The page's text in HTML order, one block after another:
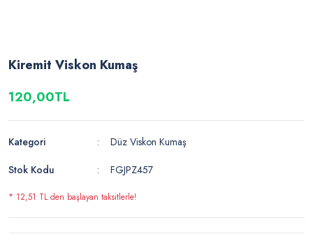
Kiremit Viskon Kumaş
120,00TL
Kategori
Düz Viskon Kumaş
Stok Kodu
FGJPZ457
* 12,51 TL den başlayan taksitlerle!